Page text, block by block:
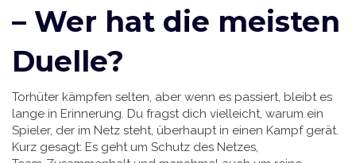
– Wer hat die meisten
Duelle?
Torhüter kämpfen selten, aber wenn es passiert, bleibt es
lange in Erinnerung. Du fragst dich vielleicht, warum ein
Spieler, der im Netz steht, überhaupt in einen Kampf gerät.
Kurz gesagt: Es geht um Schutz des Netzes,